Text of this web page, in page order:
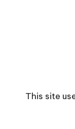
This site